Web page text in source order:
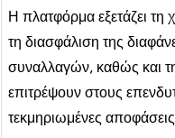
Η πλατφόρμα εξετάζει τη
τη διασφάλιση της
συναλλαγών, καθώς και
επιτρέψουν στους
τεκμηριωμένες